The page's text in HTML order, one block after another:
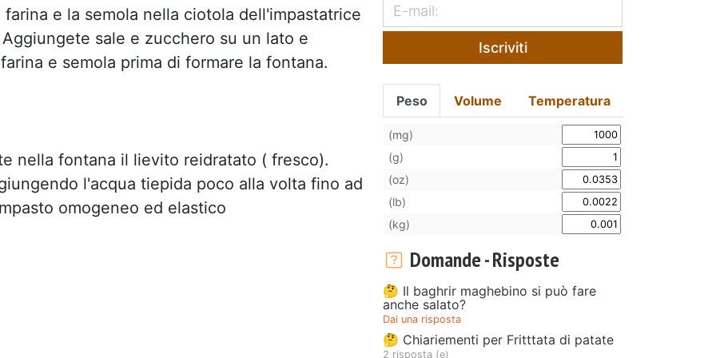
farina e la semola nella ciotola dell'impastatrice
sale e zucchero su un lato e
e semola prima di formare la fontana.
nella fontana il lievito reidratato ( fresco).
l'acqua tiepida poco alla volta fino ad
omogeneo ed elastico
Iscriviti
Peso Volume Temperatura
(mg)
(g)
(oz)
(lb)
(kg)
Domande - Risposte
🤔 Il baghrir maghebino si può fare
anche salato?
Dai una risposta
🤔 Chiariementi per Fritttata di patate
2 risposta (e)